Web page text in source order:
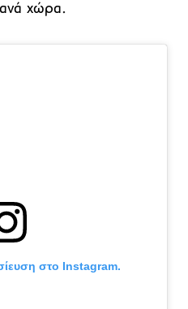
ανά χώρα.
στο Instagram.